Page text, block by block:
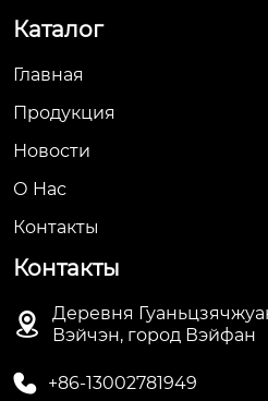
Каталог
Главная
Продукция
Новости
О Hас
Контакты
Контакты

Деревня
Вэйчэн, город Вэйфан
 +86-13002781949